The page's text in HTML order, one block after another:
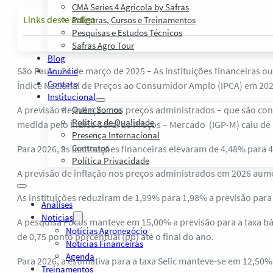
CMA Series 4 Agrícola by Safras
Palestras, Cursos e Treinamentos
Pesquisas e Estudos Técnicos
Safras Agro Tour
Blog
Anuncie
Contato
Institucional
Quem Somos
Política de Qualidade
Presença Internacional
Contratos
Política Privacidade
Análises
Notícias
Notícias Agronegócio
Notícias Financeiras
Agenda
Treinamentos
Links deste artigo
São Paulo, 24 de março de 2025 – As instituições financeiras
Índice Nacional de Preços ao Consumidor Amplo (IPCA) em
A previsão de inflação nos preços administrados – que são
medida pelo Índice Geral de Preços – Mercado (IGP-M) caiu de
Para 2026, as instituições financeiras elevaram de 4,48% para
A previsão de inflação nos preços administrados em 2026
As instituições reduziram de 1,99% para 1,98% a previsão
A pesquisa Focus manteve em 15,00% a previsão para a taxa
de 0,75 ponto porcentual (pp) até o final do ano.
Para 2026, a estimativa para a taxa Selic manteve-se em